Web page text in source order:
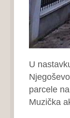
U
parcele
Muzička